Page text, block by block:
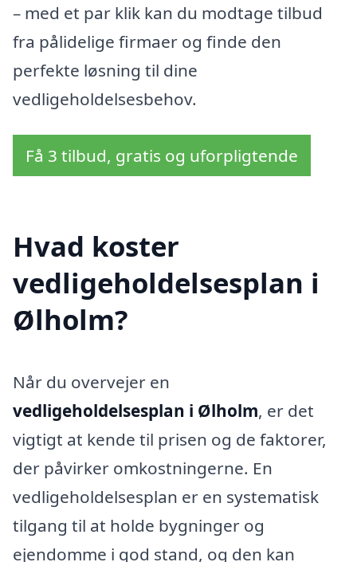
– med et par klik kan du modtage tilbud
fra pålidelige firmaer og finde den
perfekte løsning til dine
vedligeholdelsesbehov.
Få 3 tilbud, gratis og uforpligtende
Hvad koster
vedligeholdelsesplan i
Ølholm?
Når du overvejer en
vedligeholdelsesplan i Ølholm, er det
vigtigt at kende til prisen og de faktorer,
der påvirker omkostningerne. En
vedligeholdelsesplan er en systematisk
tilgang til at holde bygninger og
ejendomme i god stand, og den kan